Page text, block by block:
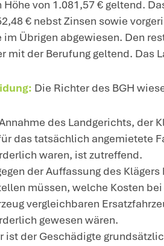
Sachverhalt und
des Klägers ist ein
Reparaturdauer von
einen VW Tiguan
Der Kläger meint, er
(knapp 10 %) über
Multivan 110 kW
Mit seiner Klage